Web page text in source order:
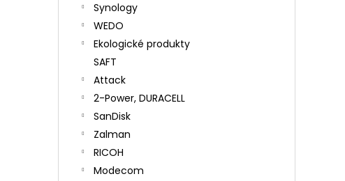
Synology
WEDO
Ekologické produkty
SAFT
Attack
2-Power, DURACELL
SanDisk
Zalman
RICOH
Modecom